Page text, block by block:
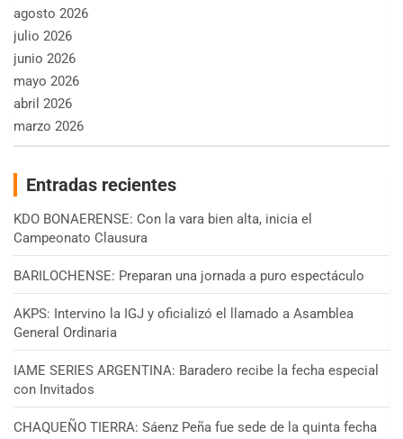
agosto 2026
julio 2026
junio 2026
mayo 2026
abril 2026
marzo 2026
Entradas recientes
KDO BONAERENSE: Con la vara bien alta, inicia el
Campeonato Clausura
BARILOCHENSE: Preparan una jornada a puro espectáculo
AKPS: Intervino la IGJ y oficializó el llamado a Asamblea
General Ordinaria
IAME SERIES ARGENTINA: Baradero recibe la fecha especial
con Invitados
CHAQUEÑO TIERRA: Sáenz Peña fue sede de la quinta fecha